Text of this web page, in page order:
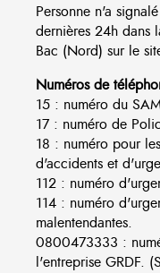
Personne n'a
dernières 24h dans
Bac (Nord) sur le
Numéros de
15 : numéro du
17 : numéro de
18 : numéro pour
d'accidents et
112 : numéro
114 : numéro
malentendantes.
0800473333 :
l'entreprise GRDF.